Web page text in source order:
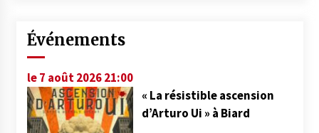
Événements
le 7 août 2026 21:00
« La résistible ascension
d’Arturo Ui » à Biard